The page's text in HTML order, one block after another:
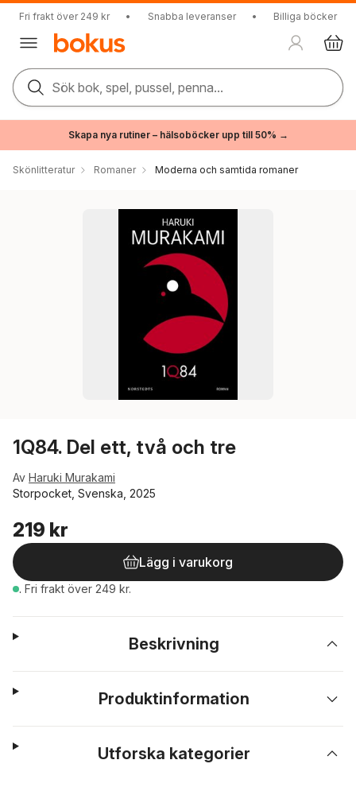
Fri frakt över 249 kr • Snabba leveranser • Billiga böcker
Sök bok, spel, pussel, penna...
Skapa nya rutiner – hälsoböcker upp till 50% →
Skönlitteratur Romaner Moderna och samtida romaner
1Q84. Del ett, två och tre
Av Haruki Murakami
Storpocket, Svenska, 2025
219 kr
Lägg i varukorg
. Fri frakt över 249 kr.
Beskrivning
Produktinformation
Utforska kategorier